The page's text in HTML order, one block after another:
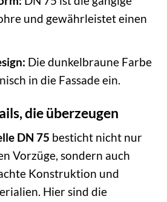
und gewährleistet einen
Die dunkelbraune Farbe
in die Fassade ein.
die überzeugen
DN 75 besticht nicht nur
Vorzüge, sondern auch
Konstruktion und
Hier sind die